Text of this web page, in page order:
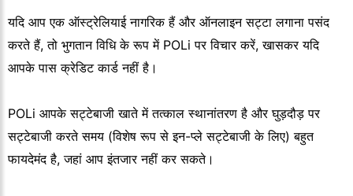
यदि आप एक ऑस्ट्रेलियाई नागरिक हैं और ऑनलाइन सट्टा लगाना पसंद
करते हैं, तो भुगतान विधि के रूप में POLi पर विचार करें, खासकर यदि
आपके पास क्रेडिट कार्ड नहीं है।
POLi आपके सट्टेबाजी खाते में तत्काल स्थानांतरण है और घुड़दौड़ पर
सट्टेबाजी करते समय (विशेष रूप से इन-प्ले सट्टेबाजी के लिए) बहुत
फायदेमंद है, जहां आप इंतजार नहीं कर सकते।